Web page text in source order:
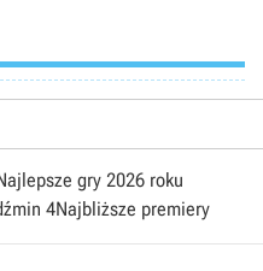
gry 2026 roku
4Najbliższe premiery